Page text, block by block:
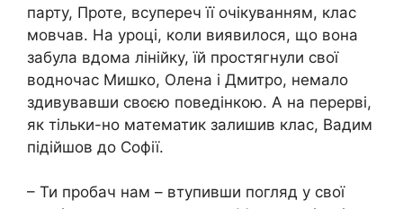
парту, Проте, всупереч її очікуванням, клас
мовчав. На уроці, коли виявилося, що вона
забула вдома лінійку, їй простягнули свої
водночас Мишко, Олена і Дмитро, немало
здивувавши своєю поведінкою. А на перерві,
як тільки-но математик залишив клас, Вадим
підійшов до Софії.
– Ти пробач нам – втупивши погляд у свої